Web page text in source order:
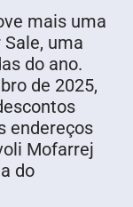
mais uma
uma
do ano.
de 2025,
endereços
Mofarrej
do